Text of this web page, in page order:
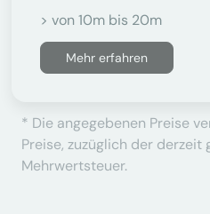
> von 10m bis 20m
Mehr erfahren
* Die angegebenen Preise
Preise, zuzüglich der derzeit
Mehrwertsteuer.